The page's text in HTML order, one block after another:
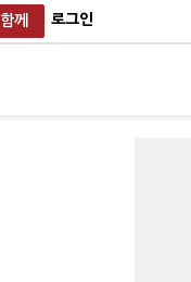
함께 로그인